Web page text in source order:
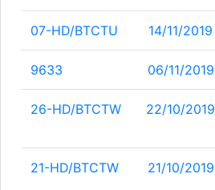
07-HD/BTCTU 14/11/2019
9633 06/11/2019
26-HD/BTCTW 22/10/2019
21-HD/BTCTW 21/10/2019